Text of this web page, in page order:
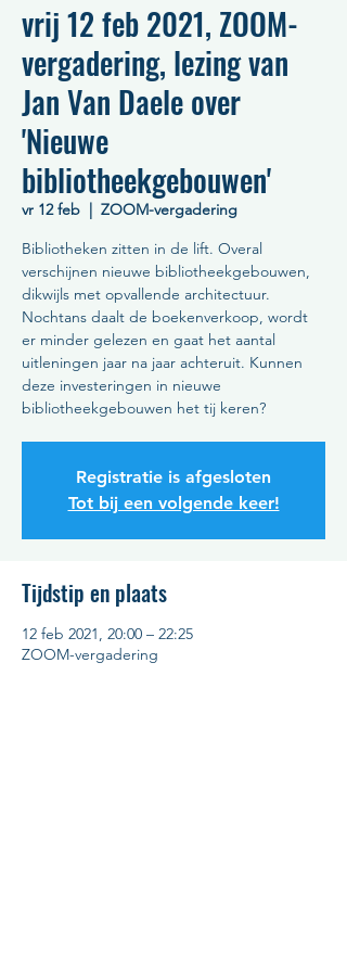
vrij 12 feb 2021, ZOOM-
vergadering, lezing van
Jan Van Daele over
'Nieuwe
bibliotheekgebouwen'
vr 12 feb
  |
ZOOM-vergadering
Bibliotheken zitten in de lift. Overal
verschijnen nieuwe bibliotheekgebouwen,
dikwijls met opvallende architectuur.
Nochtans daalt de boekenverkoop, wordt
er minder gelezen en gaat het aantal
uitleningen jaar na jaar achteruit. Kunnen
deze investeringen in nieuwe
bibliotheekgebouwen het tij keren?
Registratie is afgesloten
Tot bij een volgende keer!
Tijdstip en plaats
12 feb 2021, 20:00 – 22:25
ZOOM-vergadering